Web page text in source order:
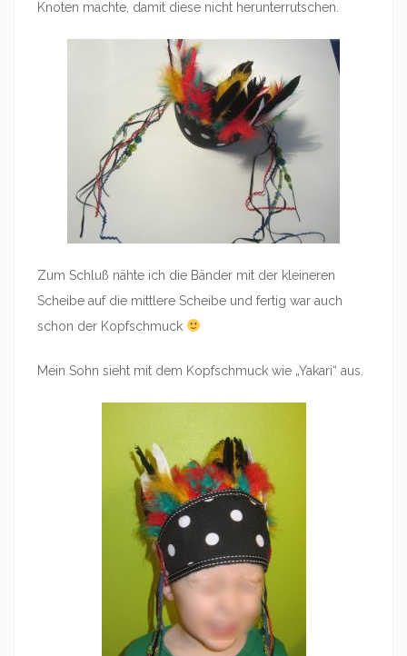
Knoten machte, damit diese nicht herunterrutschen.
Zum Schluß nähte ich die Bänder mit der kleineren
Scheibe auf die mittlere Scheibe und fertig war auch
schon der Kopfschmuck
Mein Sohn sieht mit dem Kopfschmuck wie „Yakari“ aus.